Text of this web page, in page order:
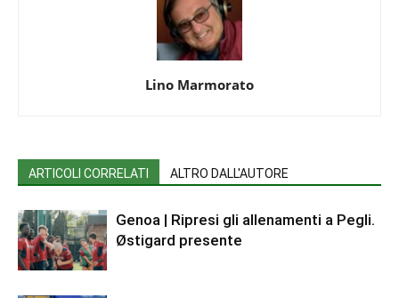
Lino Marmorato
ARTICOLI CORRELATI ALTRO DALL'AUTORE
Genoa | Ripresi gli allenamenti a Pegli.
Østigard presente